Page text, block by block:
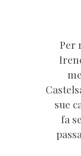
Per
sue
fa